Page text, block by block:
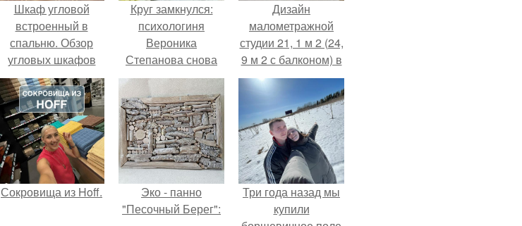
Шкаф угловой
встроенный в
спальню. Обзор
угловых шкафов
для спальни, и
фото
существующих
вариантов
Круг замкнулся:
психологиня
Вероника
Степанова снова
вышла замуж за
собственного
бывшего мужа.
Дизайн
малометражной
студии 21, 1 м 2 (24,
9 м 2 с балконом) в
Краснодаре.
Сокровища из Hoff.
Эко - панно
"Песочный Берег":
Три года назад мы
купили